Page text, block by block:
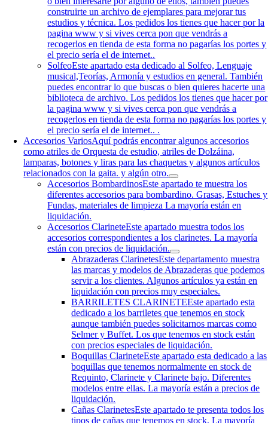
construirte un archivo de ejemplares para mejorar tus
estudios y técnica. Los pedidos los tienes que hacer por la
pagina www y si vives cerca pon que vendrás a
recogerlos en tienda de esta forma no pagarías los portes y
el precio sería el de internet..
SolfeoEste apartado esta dedicado al Solfeo, Lenguaje
musical,Teorías, Armonía y estudios en general. También
puedes encontrar lo que buscas o bien quieres hacerte una
biblioteca de archivo. Los pedidos los tienes que hacer por
la pagina www y si vives cerca pon que vendrás a
recogerlos en tienda de esta forma no pagarías los portes y
el precio sería el de internet.. .
Accesorios VariosAquí podrás encontrar algunos accesorios
como atriles de Orquesta de estudio, atriles de Dolzáina,
lamparas, botones y liras para las chaquetas y algunos artículos
relacionados con la gaita. y algún otro.
Accesorios BombardinosEste apartado te muestra los
diferentes accesorios para bombardino. Grasas, Estuches y
Fundas, materiales de limpieza La mayoría están en
liquidación.
Accesorios ClarineteEste apartado muestra todos los
accesorios correspondientes a los clarinetes. La mayoría
están con precios de liquidación.
Abrazaderas ClarinetesEste departamento muestra
las marcas y modelos de Abrazaderas que podemos
servir a los clientes. Algunos artículos ya están en
liquidación con precios muy especiales.
BARRILETES CLARINETEEste apartado esta
dedicado a los barriletes que tenemos en stock
aunque también puedes solicitarnos marcas como
Selmer y Buffet. Los que tenemos en stock están
con precios especiales de liquidación.
Boquillas ClarineteEste apartado esta dedicado a las
boquillas que tenemos normalmente en stock de
Requinto, Clarinete y Clarinete bajo. Diferentes
modelos entre ellas. La mayoría están a precios de
liquidación.
Cañas ClarinetesEste apartado te presenta todos los
tipos de cañas que tenemos en stock, La mayoría